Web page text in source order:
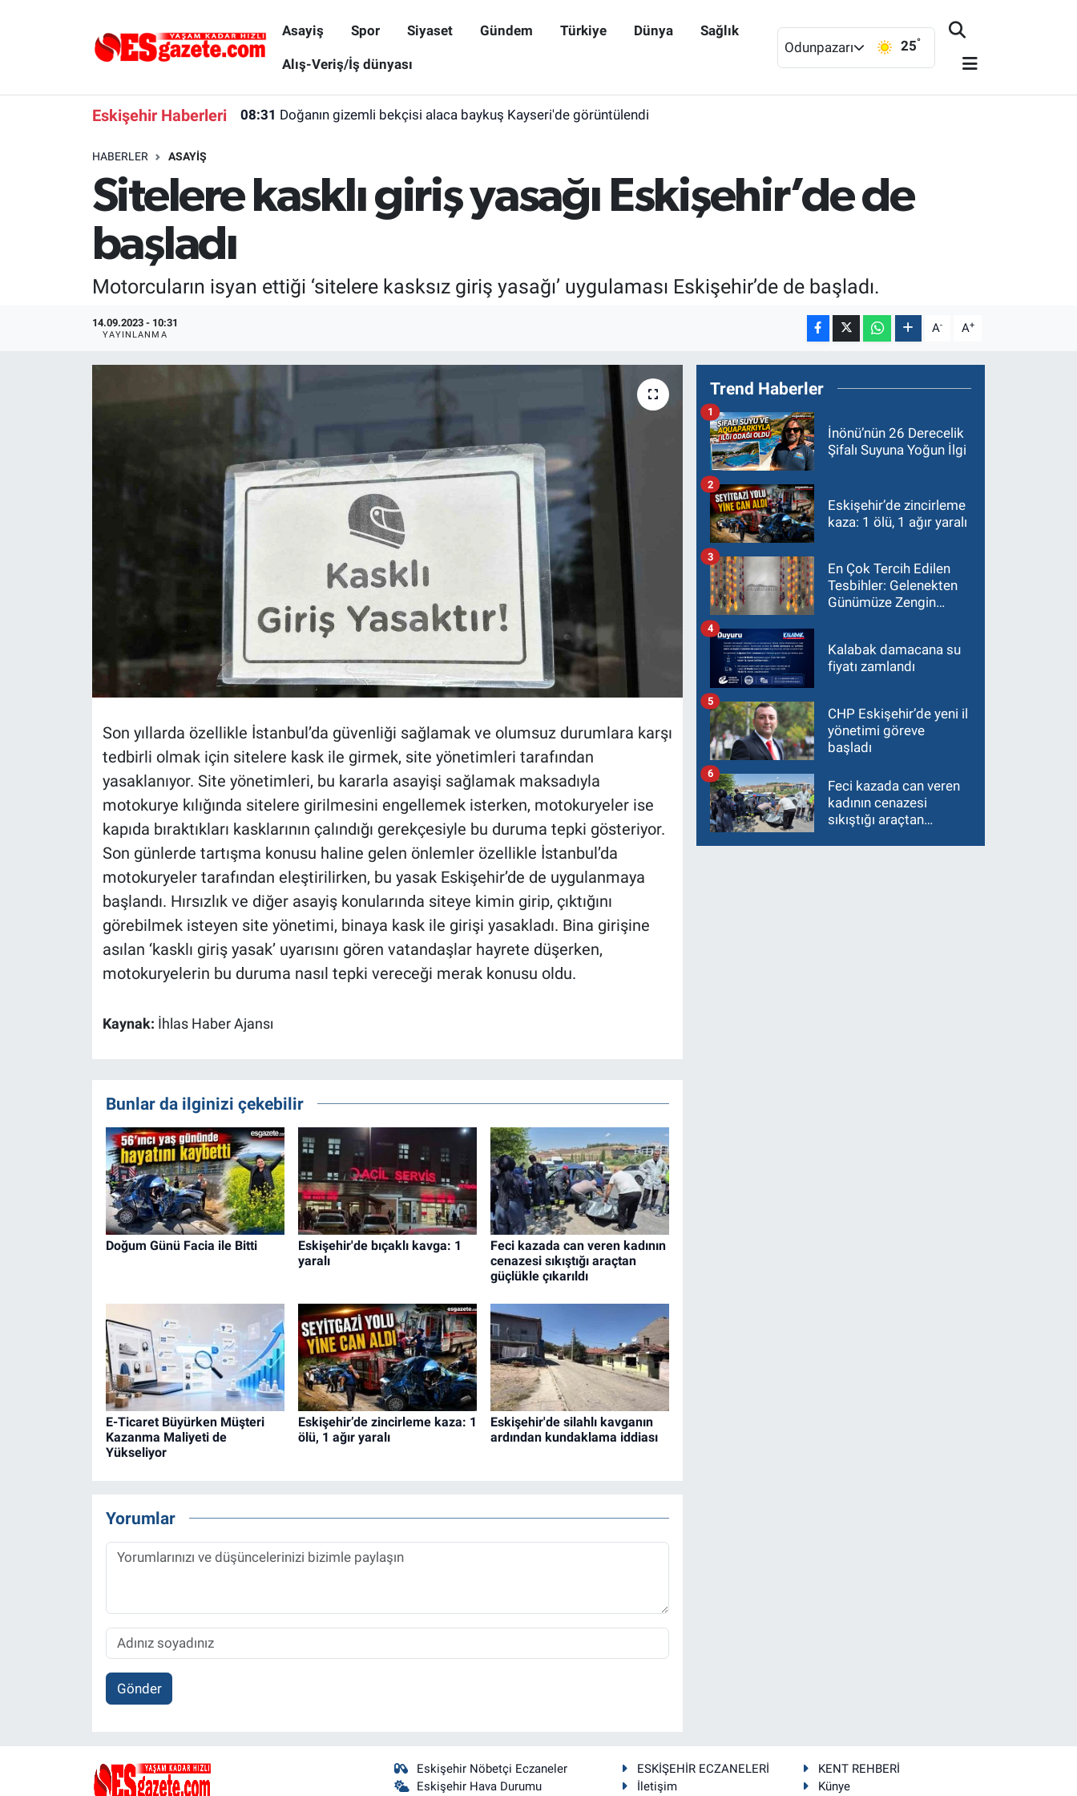
Asayiş Spor Siyaset Gündem Türkiye Dünya Sağlık
Alış-Veriş/İş dünyası
Odunpazarı 25°
Eskişehir Haberleri 08:31 Doğanın gizemli bekçisi alaca baykuş Kayseri'de görüntülendi
HABERLER ASAYIŞ
Sitelere kasklı giriş yasağı Eskişehir’de de
başladı
Motorcuların isyan ettiği ‘sitelere kasksız giriş yasağı’ uygulaması Eskişehir’de de başladı.
14.09.2023 - 10:31
YAYINLANMA A- A+
Son yıllarda özellikle İstanbul’da güvenliği sağlamak ve olumsuz durumlara karşı
tedbirli olmak için sitelere kask ile girmek, site yönetimleri tarafından
yasaklanıyor. Site yönetimleri, bu kararla asayişi sağlamak maksadıyla
motokurye kılığında sitelere girilmesini engellemek isterken, motokuryeler ise
kapıda bıraktıkları kasklarının çalındığı gerekçesiyle bu duruma tepki gösteriyor.
Son günlerde tartışma konusu haline gelen önlemler özellikle İstanbul’da
motokuryeler tarafından eleştirilirken, bu yasak Eskişehir’de de uygulanmaya
başlandı. Hırsızlık ve diğer asayiş konularında siteye kimin girip, çıktığını
görebilmek isteyen site yönetimi, binaya kask ile girişi yasakladı. Bina girişine
asılan ‘kasklı giriş yasak’ uyarısını gören vatandaşlar hayrete düşerken,
motokuryelerin bu duruma nasıl tepki vereceği merak konusu oldu.
Kaynak: İhlas Haber Ajansı
Bunlar da ilginizi çekebilir
Doğum Günü Facia ile Bitti
Eskişehir'de bıçaklı kavga: 1
yaralı
Feci kazada can veren kadının
cenazesi sıkıştığı araçtan
güçlükle çıkarıldı
E-Ticaret Büyürken Müşteri
Kazanma Maliyeti de
Yükseliyor
Eskişehir’de zincirleme kaza: 1
ölü, 1 ağır yaralı
Eskişehir'de silahlı kavganın
ardından kundaklama iddiası
Yorumlar
Gönder
Trend Haberler
İnönü’nün 26 Derecelik
Şifalı Suyuna Yoğun İlgi
1
Eskişehir’de zincirleme
kaza: 1 ölü, 1 ağır yaralı
2
En Çok Tercih Edilen
Tesbihler: Gelenekten
Günümüze Zengin
3
Kalabak damacana su
fiyatı zamlandı
4
CHP Eskişehir’de yeni il
yönetimi göreve
başladı
5
Feci kazada can veren
kadının cenazesi
sıkıştığı araçtan
6
Eskişehir Nöbetçi Eczaneler
Eskişehir Hava Durumu
ESKİŞEHİR ECZANELERİ
KENT REHBERİ
İletişim
Künye
Gündem
Eskişehirspor Arşivi
Eskişehir Arşivi
Eskişehir Nöbetçi Eczaneler
Süper Lig Puan Durumu ve Fikstür
Tüm Manşetler
Son Dakika Haberleri